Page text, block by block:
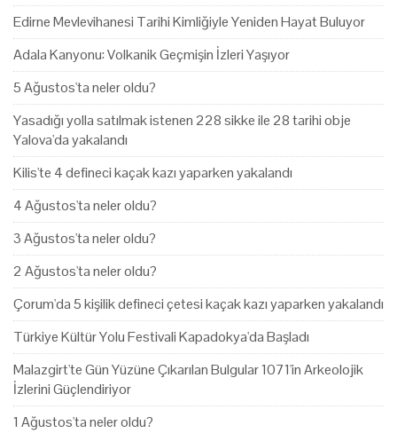
Edirne Mevlevihanesi Tarihi Kimliğiyle Yeniden Hayat Buluyor
Adala Kanyonu: Volkanik Geçmişin İzleri Yaşıyor
5 Ağustos'ta neler oldu?
Yasadığı yolla satılmak istenen 228 sikke ile 28 tarihi obje
Yalova'da yakalandı
Kilis'te 4 defineci kaçak kazı yaparken yakalandı
4 Ağustos'ta neler oldu?
3 Ağustos'ta neler oldu?
2 Ağustos'ta neler oldu?
Çorum'da 5 kişilik defineci çetesi kaçak kazı yaparken yakalandı
Türkiye Kültür Yolu Festivali Kapadokya'da Başladı
Malazgirt'te Gün Yüzüne Çıkarılan Bulgular 1071'in Arkeolojik
İzlerini Güçlendiriyor
1 Ağustos'ta neler oldu?